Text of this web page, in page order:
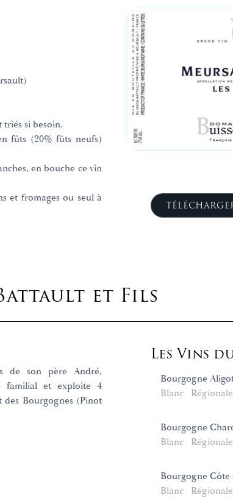
triés si besoin.
fûts (20% fûts neufs)
en bouche ce vin
et fromages ou seul à
et Fils
de son père André,
familial et exploite 4
Bourgognes (Pinot
Les Vins
Bourgogne
Blanc
Régionale
Bourgogne
Blanc
Régionale
Bourgogne
Blanc
Régionale